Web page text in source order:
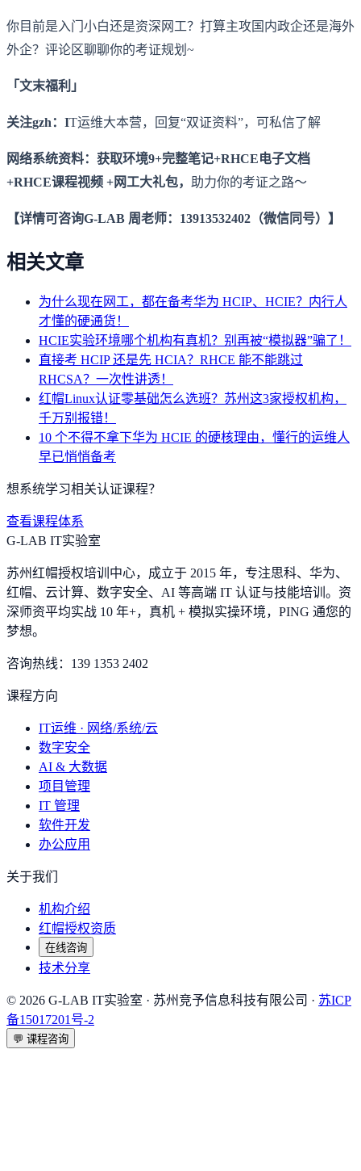
你目前是入门小白还是资深网工？打算主攻国内政企还是海外
外企？评论区聊聊你的考证规划~
「文末福利」
关注gzh：IT运维大本营，回复“双证资料”，可私信了解
网络系统资料：获取环境9+完整笔记+RHCE电子文档
+RHCE课程视频 +网工大礼包， 助力你的考证之路～
【详情可咨询G-LAB 周老师：13913532402（微信同号）】
相关文章
为什么现在网工，都在备考华为 HCIP、HCIE？内行人
才懂的硬通货！
HCIE实验环境哪个机构有真机？别再被“模拟器”骗了！
直接考 HCIP 还是先 HCIA？RHCE 能不能跳过
RHCSA？一次性讲透！
红帽Linux认证零基础怎么选班？苏州这3家授权机构，
千万别报错！
10 个不得不拿下华为 HCIE 的硬核理由，懂行的运维人
早已悄悄备考
想系统学习相关认证课程？
查看课程体系
G-LAB IT实验室
苏州红帽授权培训中心，成立于 2015 年，专注思科、华为、
红帽、云计算、数字安全、AI 等高端 IT 认证与技能培训。资
深师资平均实战 10 年+，真机 + 模拟实操环境， PING 通您的
梦想。
咨询热线： 139 1353 2402
课程方向
IT运维 · 网络/系统/云
数字安全
AI & 大数据
项目管理
IT 管理
软件开发
办公应用
关于我们
机构介绍
红帽授权资质
在线咨询
技术分享
© 2026 G-LAB IT实验室 · 苏州竞予信息科技有限公司 · 苏ICP
备15017201号-2
💬 课程咨询